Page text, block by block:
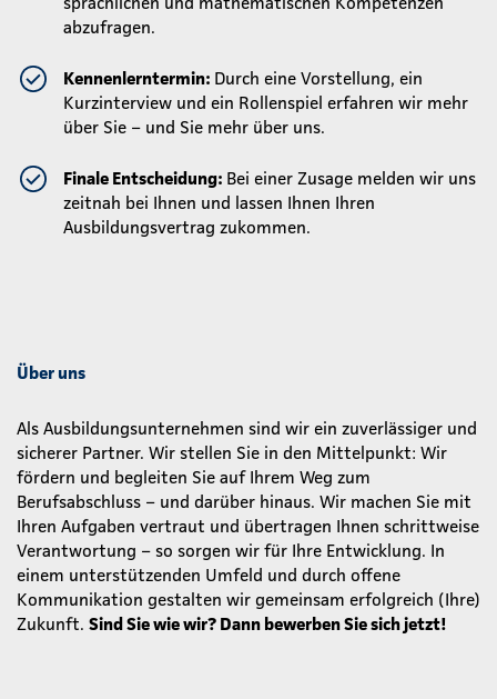
abzufragen.
Kennenlerntermin: Durch eine Vorstellung, ein
Kurzinterview und ein Rollenspiel erfahren wir mehr
über Sie – und Sie mehr über uns.
Finale Entscheidung: Bei einer Zusage melden wir uns
zeitnah bei Ihnen und lassen Ihnen Ihren
Ausbildungsvertrag zukommen.
Über uns
Als Ausbildungsunternehmen sind wir ein zuverlässiger und
sicherer Partner. Wir stellen Sie in den Mittelpunkt: Wir
fördern und begleiten Sie auf Ihrem Weg zum
Berufsabschluss – und darüber hinaus. Wir machen Sie mit
Ihren Aufgaben vertraut und übertragen Ihnen schrittweise
Verantwortung – so sorgen wir für Ihre Entwicklung. In
einem unterstützenden Umfeld und durch offene
Kommunikation gestalten wir gemeinsam erfolgreich (Ihre)
Zukunft. Sind Sie wie wir? Dann bewerben Sie sich jetzt!